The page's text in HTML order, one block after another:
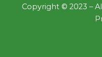
e
Copyright © 2023 –